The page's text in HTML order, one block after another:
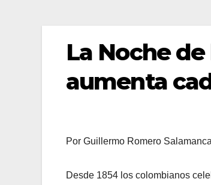
La Noche
aumenta
Por Guillermo Romero Salamanca
Desde 1854 los colombianos